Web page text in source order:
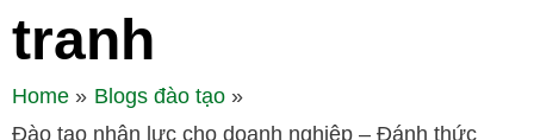
tranh
Home
Blogs đào tạo
Đào tạo nhân lực cho doanh nghiệp – Đánh thức